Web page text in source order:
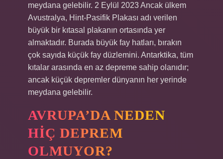
meydana gelebilir. 2 Eylül 2023 Ancak ülkem
Avustralya, Hint-Pasifik Plakası adı verilen
büyük bir kıtasal plakanın ortasında yer
almaktadır. Burada büyük fay hatları, bırakın
çok sayıda küçük fay düzlemini. Antarktika, tüm
kıtalar arasında en az depreme sahip olanıdır;
ancak küçük depremler dünyanın her yerinde
meydana gelebilir.
AVRUPA’DA NEDEN
HIÇ DEPREM
OLMUYOR?